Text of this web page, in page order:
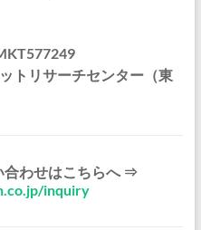
トリサーチセンター（東
わせはこちらへ ⇒
inquiry